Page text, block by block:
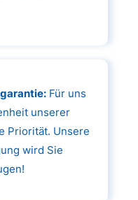
Für uns
unserer
Priorität. Unsere
wird Sie